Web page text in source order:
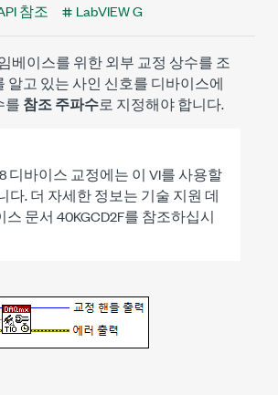
참조 LabVIEW G
베이스를 위한 외부 교정 상수를 조
알고 있는 사인 신호를 디바이스에
를 참조 주파수로 지정해야 합니다.
디바이스 교정에는 이 VI를 사용할
다. 더 자세한 정보는 기술 지원 데
스 문서 40KGCD2F를 참조하십시